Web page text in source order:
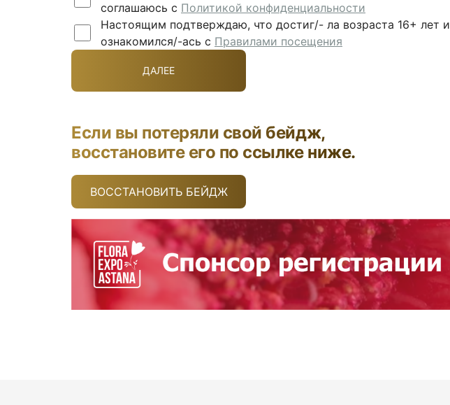
соглашаюсь с Политикой конфиденциальности
Настоящим подтверждаю, что достиг/- ла возраста 16+ лет и
ознакомился/-ась с Правилами посещения
Если вы потеряли свой бейдж,
восстановите его по ссылке ниже.
ВОССТАНОВИТЬ БЕЙДЖ